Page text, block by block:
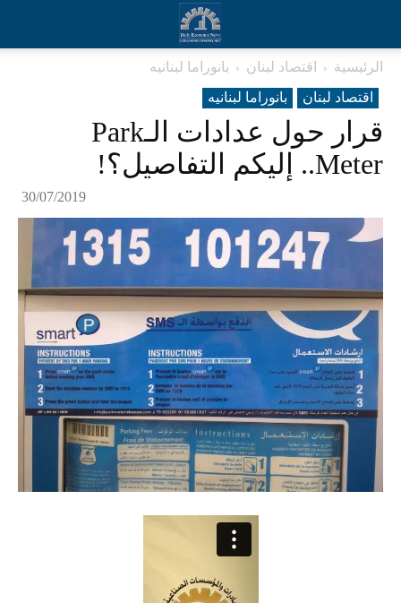
الرئيسية اقتصاد لبنان
بانوراما لبنانیه
اقتصاد لبنان
بانوراما لبنانیه
قرار حول عدادات الـPark
Meter.. إليكم التفاصيل؟!
30/07/2019